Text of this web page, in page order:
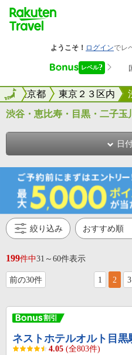
全国 東京都 東京２３区内
全国
渋谷・恵比寿・目黒・二子玉
日
絞り込み
199件中31～60件表示
前の30件 1 2 3
ネストホテルオルト目黒
4.05 (全803件)